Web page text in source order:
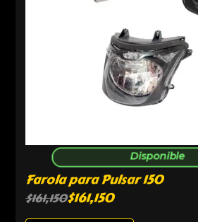
Disponible
Farola para Pulsar 150
$161,150$161,150